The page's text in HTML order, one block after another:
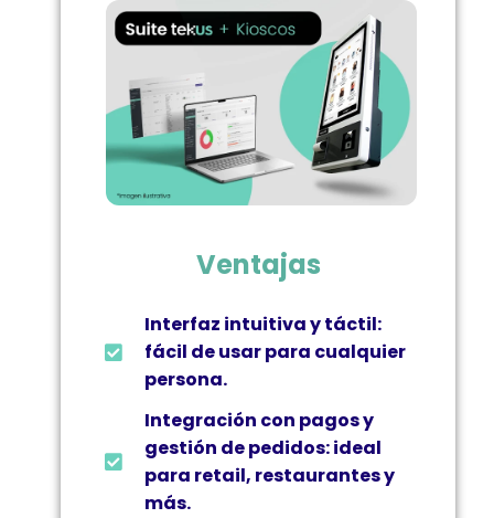
Ventajas
Interfaz intuitiva y táctil:
fácil de usar para cualquier
persona.
Integración con pagos y
gestión de pedidos: ideal
para retail, restaurantes y
más.